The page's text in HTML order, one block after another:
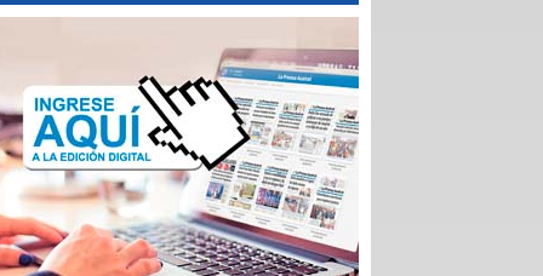
Lo que realmente otorga un valor estratégico a
catalizador de vínculos comerciales. El evento ha
facilitado de manera excepcional el acceso directo
de hoteles, restaurantes y otros servicios turísticos
-el sector Horeca- a una red diversificada de
proveedores.
Esta dinámica es fundamental para que pequeños
y medianos proveedores, tanto locales como
nacionales, puedan presentar sus innovaciones
directamente a los operadores que definen la
oferta de la temporada 2026-2027.